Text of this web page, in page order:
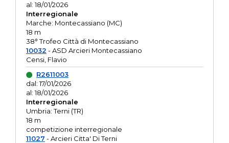
al: 18/01/2026
Interregionale
Marche: Montecassiano (MC)
18 m
38° Trofeo Città di Montecassiano
10032 - ASD Arcieri Montecassiano
Censi, Flavio
R2611003
dal: 17/01/2026
al: 18/01/2026
Interregionale
Umbria: Terni (TR)
18 m
competizione interregionale
11027 - Arcieri Citta' Di Terni